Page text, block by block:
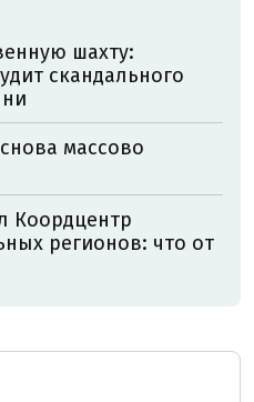
шахту:
скандального
массово
Коордцентр
регионов: что от